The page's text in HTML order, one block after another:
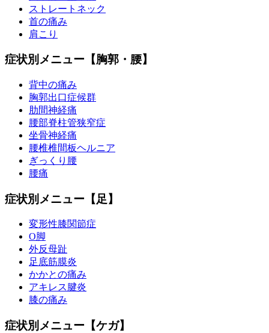
ストレートネック
首の痛み
肩こり
症状別メニュー【胸郭・腰】
背中の痛み
胸郭出口症候群
肋間神経痛
腰部脊柱管狭窄症
坐骨神経痛
腰椎椎間板ヘルニア
ぎっくり腰
腰痛
症状別メニュー【足】
変形性膝関節症
O脚
外反母趾
足底筋膜炎
かかとの痛み
アキレス腱炎
膝の痛み
症状別メニュー【ケガ】